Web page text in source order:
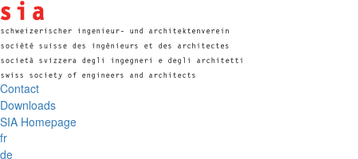
Contact
Downloads
SIA Homepage
fr
de